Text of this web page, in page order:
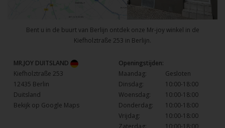
Bent u in de buurt van Berlijn ontdek onze Mr-joy winkel in de
Kiefholztraße 253 in Berlijn.
MR.JOY DUITSLAND
Kiefholztraße 253
12435 Berlin
Duitsland
Bekijk op Google Maps
Openingstijden:
Maandag:
Gesloten
Dinsdag:
10:00-18:00
Woensdag:
10:00-18:00
Donderdag:
10:00-18:00
Vrijdag:
10:00-18:00
Zaterdag:
10:00-18:00